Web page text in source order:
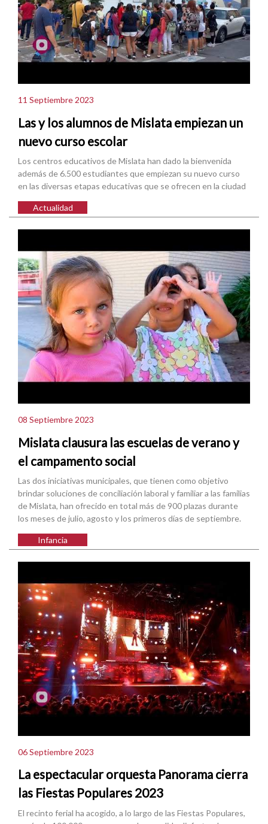
11 Septiembre 2023
Las y los alumnos de Mislata empiezan un
nuevo curso escolar
Los centros educativos de Mislata han dado la bienvenida
además de 6.500 estudiantes que empiezan su nuevo curso
en las diversas etapas educativas que se ofrecen en la ciudad
Actualidad
08 Septiembre 2023
Mislata clausura las escuelas de verano y
el campamento social
Las dos iniciativas municipales, que tienen como objetivo
brindar soluciones de conciliación laboral y familiar a las familias
de Mislata, han ofrecido en total más de 900 plazas durante
los meses de julio, agosto y los primeros días de septiembre.
Infancia
06 Septiembre 2023
La espectacular orquesta Panorama cierra
las Fiestas Populares 2023
El recinto ferial ha acogido, a lo largo de las Fiestas Populares,